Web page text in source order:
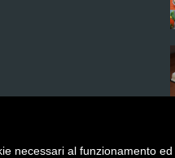
necessari al funzionamento